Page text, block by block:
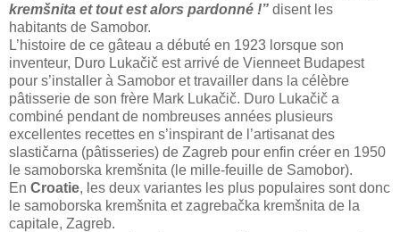
kremšnita et tout est alors pardonné !” disent les
habitants de Samobor.
L’histoire de ce gâteau a débuté en 1923 lorsque son
inventeur, Duro Lukačič est arrivé de Vienneet Budapest
pour s’installer à Samobor et travailler dans la célèbre
pâtisserie de son frère Mark Lukačič. Duro Lukačič a
combiné pendant de nombreuses années plusieurs
excellentes recettes en s’inspirant de l’artisanat des
slastičarna (pâtisseries) de Zagreb pour enfin créer en 1950
le samoborska kremšnita (le mille-feuille de Samobor).
En Croatie, les deux variantes les plus populaires sont donc
le samoborska kremšnita et zagrebačka kremšnita de la
capitale, Zagreb.